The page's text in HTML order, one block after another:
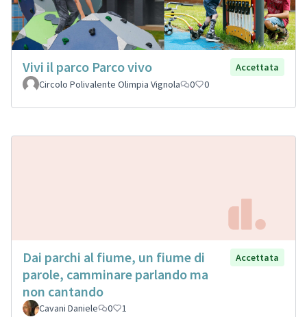
Vivi il parco Parco vivo
Accettata
Circolo Polivalente Olimpia Vignola
0 0
Dai parchi al fiume, un fiume di
parole, camminare parlando ma
non cantando
Accettata
Cavani Daniele 0 1